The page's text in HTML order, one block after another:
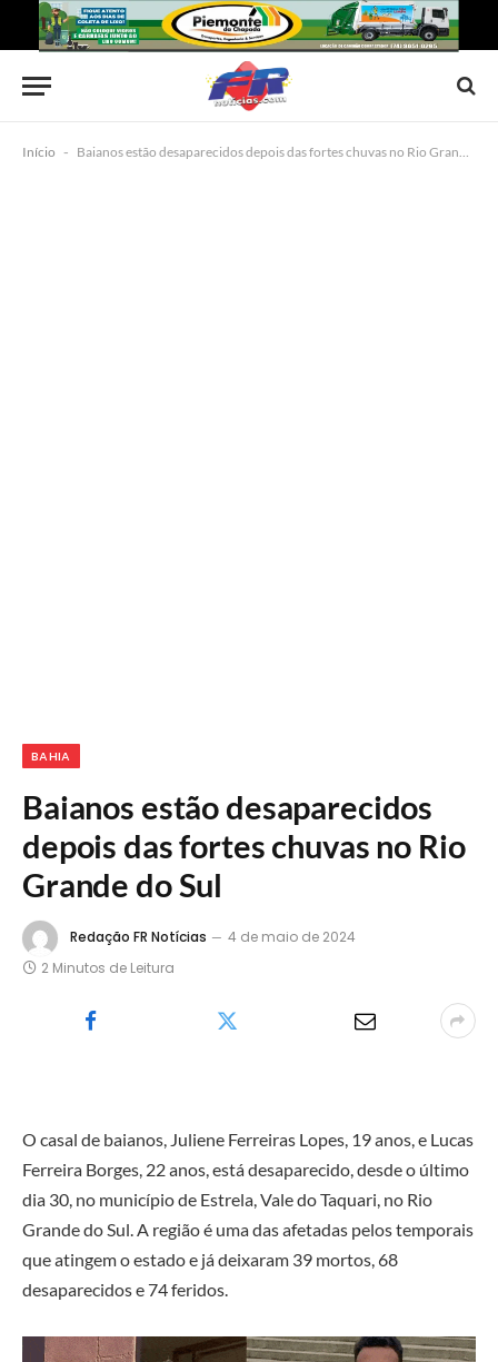
Início - Baianos estão desaparecidos depois das fortes chuvas no Rio Grande do Sul
BAHIA
Baianos estão desaparecidos
depois das fortes chuvas no Rio
Grande do Sul
Redação FR Notícias
4 de maio de 2024
2 Minutos de Leitura
O casal de baianos, Juliene Ferreiras Lopes, 19 anos, e Lucas
Ferreira Borges, 22 anos, está desaparecido, desde o último
dia 30, no município de Estrela, Vale do Taquari, no Rio
Grande do Sul. A região é uma das afetadas pelos temporais
que atingem o estado e já deixaram 39 mortos, 68
desaparecidos e 74 feridos.